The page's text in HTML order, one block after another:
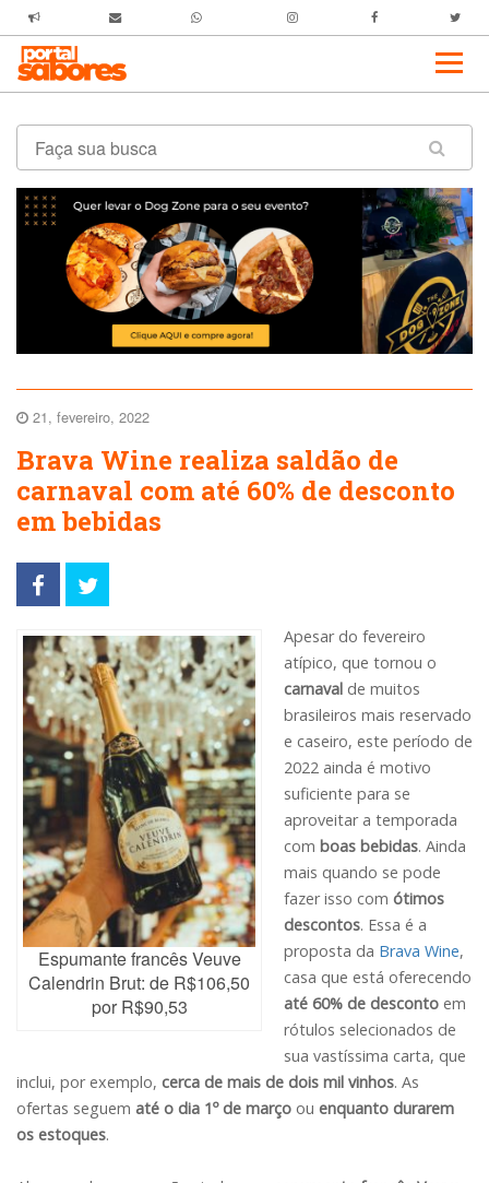
21, fevereiro, 2022
Brava Wine realiza saldão de
carnaval com até 60% de desconto
em bebidas
Espumante francês Veuve
Calendrin Brut: de R$106,50
por R$90,53
Apesar do fevereiro
atípico, que tornou o
carnaval de muitos
brasileiros mais reservado
e caseiro, este período de
2022 ainda é motivo
suficiente para se
aproveitar a temporada
com boas bebidas. Ainda
mais quando se pode
fazer isso com ótimos
descontos. Essa é a
proposta da Brava Wine,
casa que está oferecendo
até 60% de desconto em
rótulos selecionados de
sua vastíssima carta, que
inclui, por exemplo, cerca de mais de dois mil vinhos. As
ofertas seguem até o dia 1º de março ou enquanto durarem
os estoques.